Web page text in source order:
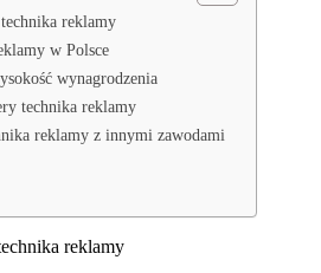
reklamy
w Polsce
wynagrodzenia
technika reklamy
reklamy z innymi zawodami
reklamy